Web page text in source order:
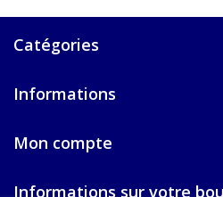
Catégories
Informations
Mon compte
Informations sur votre